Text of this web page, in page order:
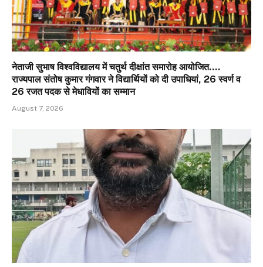
नेताजी सुभाष विश्वविद्यालय में चतुर्थ दीक्षांत समारोह आयोजित….
राज्यपाल संतोष कुमार गंगवार ने विद्यार्थियों को दी उपाधियां, 26 स्वर्ण व
26 रजत पदक से मेधावियों का सम्मान
August 7, 2026